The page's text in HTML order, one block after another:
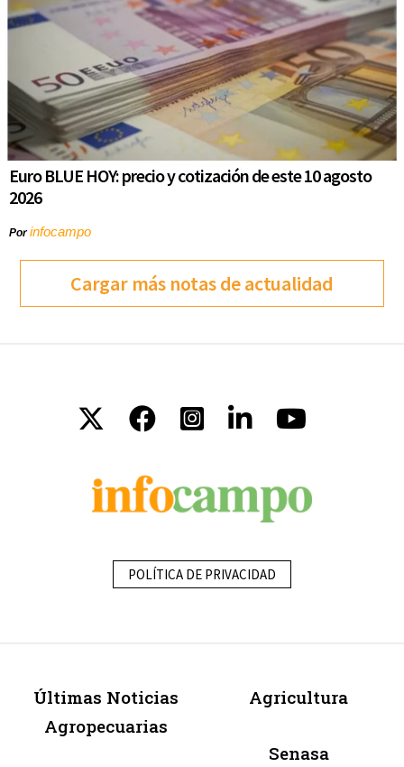
Euro BLUE HOY: precio y cotización de este 10 agosto
2026
Porinfocampo
Cargar más notas de actualidad
POLÍTICA DE PRIVACIDAD
Últimas Noticias
Agropecuarias
Agricultura
Senasa